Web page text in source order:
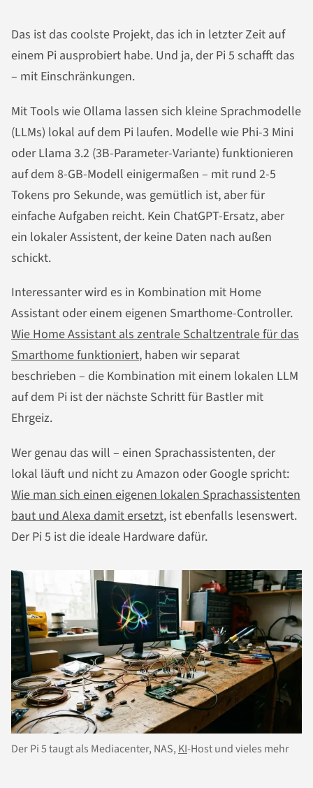
Das ist das coolste Projekt, das ich in letzter Zeit auf
einem Pi ausprobiert habe. Und ja, der Pi 5 schafft das
– mit Einschränkungen.
Mit Tools wie Ollama lassen sich kleine Sprachmodelle
(LLMs) lokal auf dem Pi laufen. Modelle wie Phi-3 Mini
oder Llama 3.2 (3B-Parameter-Variante) funktionieren
auf dem 8-GB-Modell einigermaßen – mit rund 2-5
Tokens pro Sekunde, was gemütlich ist, aber für
einfache Aufgaben reicht. Kein ChatGPT-Ersatz, aber
ein lokaler Assistent, der keine Daten nach außen
schickt.
Interessanter wird es in Kombination mit Home
Assistant oder einem eigenen Smarthome-Controller.
Wie Home Assistant als zentrale Schaltzentrale für das
Smarthome funktioniert, haben wir separat
beschrieben – die Kombination mit einem lokalen LLM
auf dem Pi ist der nächste Schritt für Bastler mit
Ehrgeiz.
Wer genau das will – einen Sprachassistenten, der
lokal läuft und nicht zu Amazon oder Google spricht:
Wie man sich einen eigenen lokalen Sprachassistenten
baut und Alexa damit ersetzt, ist ebenfalls lesenswert.
Der Pi 5 ist die ideale Hardware dafür.
Der Pi 5 taugt als Mediacenter, NAS, KI-Host und vieles mehr